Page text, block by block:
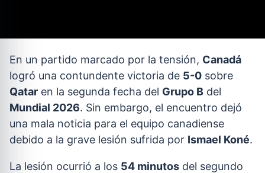
En un partido marcado por la tensión, Canadá
logró una contundente victoria de 5-0 sobre
Qatar en la segunda fecha del Grupo B del
Mundial 2026. Sin embargo, el encuentro dejó
una mala noticia para el equipo canadiense
debido a la grave lesión sufrida por Ismael Koné.
La lesión ocurrió a los 54 minutos del segundo